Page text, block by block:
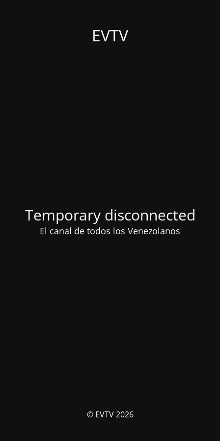
EVTV
Temporary disconnected
El canal de todos los Venezolanos
© EVTV 2026